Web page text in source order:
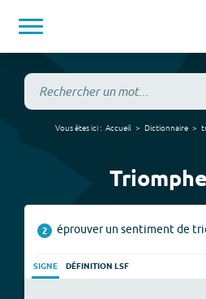
Vous êtes ici : Accueil Dictionnaire
2 éprouver un sentiment de
SIGNE DÉFINITION LSF